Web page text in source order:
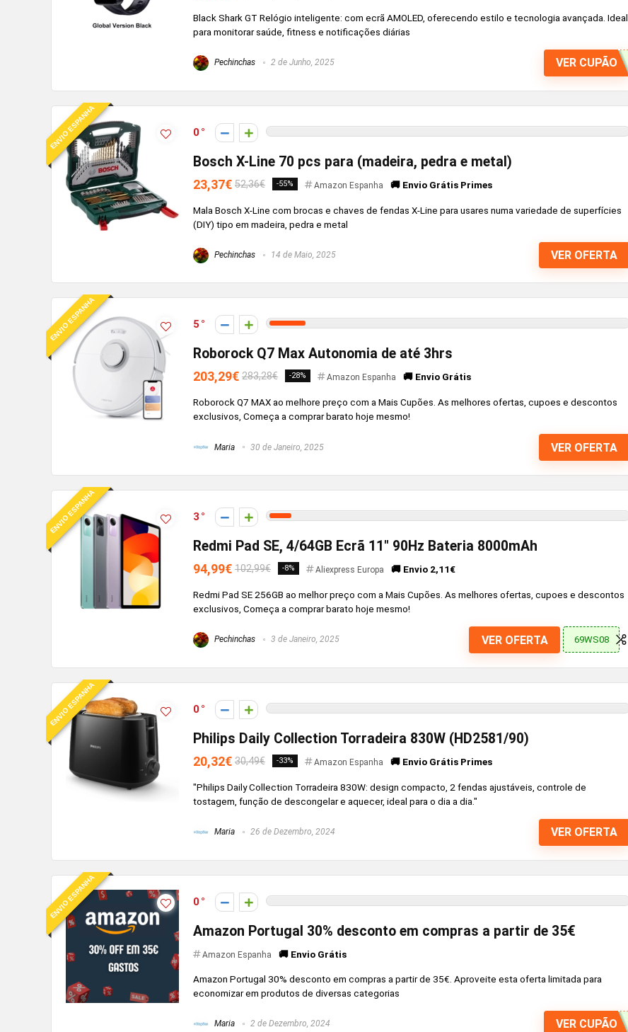
Black Shark GT Relógio inteligente: com ecrã AMOLED, oferecendo estilo e tecnologia avançada. Ideal
para monitorar saúde, fitness e notificações diárias
Pechinchas 2 de Junho, 2025 VER CUPÃO
ENVIO ESPANHA 0
Bosch X-Line 70 pcs para (madeira, pedra e metal)
23,37€ 52,36€ -55% Amazon Espanha 🚚 Envio Grátis Primes
Mala Bosch X-Line com brocas e chaves de fendas X-Line para usares numa variedade de superfícies
(DIY) tipo em madeira, pedra e metal
Pechinchas 14 de Maio, 2025 VER OFERTA
ENVIO ESPANHA 5
Roborock Q7 Max Autonomia de até 3hrs
203,29€ 283,28€ -28% Amazon Espanha 🚚 Envio Grátis
Roborock Q7 MAX ao melhore preço com a Mais Cupões. As melhores ofertas, cupoes e descontos
exclusivos, Começa a comprar barato hoje mesmo!
Maria 30 de Janeiro, 2025 VER OFERTA
ENVIO ESPANHA 3
Redmi Pad SE, 4/64GB Ecrã 11″ 90Hz Bateria 8000mAh
94,99€ 102,99€ -8% Aliexpress Europa 🚚 Envio 2,11€
Redmi Pad SE 256GB ao melhor preço com a Mais Cupões. As melhores ofertas, cupoes e descontos
exclusivos, Começa a comprar barato hoje mesmo!
Pechinchas 3 de Janeiro, 2025 VER OFERTA 69WS08
ENVIO ESPANHA 0
Philips Daily Collection Torradeira 830W (HD2581/90)
20,32€ 30,49€ -33% Amazon Espanha 🚚 Envio Grátis Primes
"Philips Daily Collection Torradeira 830W: design compacto, 2 fendas ajustáveis, controle de
tostagem, função de descongelar e aquecer, ideal para o dia a dia."
Maria 26 de Dezembro, 2024 VER OFERTA
ENVIO ESPANHA 0
Amazon Portugal 30% desconto em compras a partir de 35€
Amazon Espanha 🚚 Envio Grátis
Amazon Portugal 30% desconto em compras a partir de 35€. Aproveite esta oferta limitada para
economizar em produtos de diversas categorias
Maria 2 de Dezembro, 2024 VER CUPÃO